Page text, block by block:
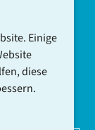
Einige
diese